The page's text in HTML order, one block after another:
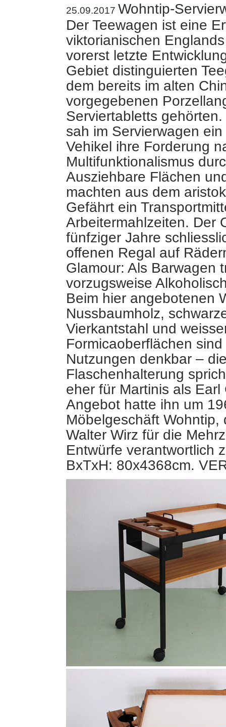
25.09.2017 Wohntip-
Der Teewagen ist eine
viktorianischen
vorerst letzte
Gebiet distinguierten
dem bereits im alten
vorgegebenen
Serviertabletts
sah im Servierwagen
Vehikel ihre Forderung
Multifunktionalismus
Ausziehbare Flächen
machten aus dem
Gefährt ein
Arbeitermahlzeiten. Der
fünfziger Jahre
offenen Regal auf
Glamour: Als Barwagen
vorzugsweise
Beim hier angebotenen
Nussbaumholz,
Vierkantstahl und
Formicaoberflächen
Nutzungen denkbar –
Flaschenhalterung
eher für Martinis als Earl
Angebot hatte ihn um
Möbelgeschäft Wohntip,
Walter Wirz für die
Entwürfe verantwortlich
BxTxH: 80x4368cm.